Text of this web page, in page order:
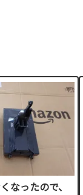
なったので、